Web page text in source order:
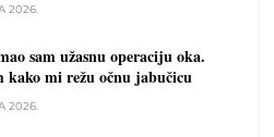
2026.
sam užasnu operaciju oka.
kako mi režu očnu jabučicu
2026.